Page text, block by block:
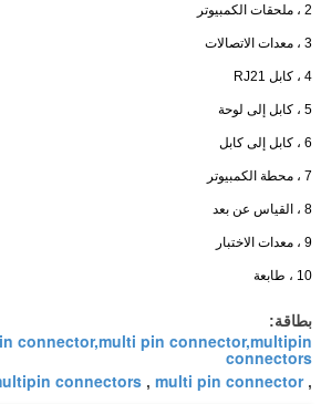
2 ، ملحقات الكمبيوتر
3 ، معدات الاتصالات
4 ، كابل RJ21
5 ، كابل إلى لوحة
6 ، كابل إلى كابل
7 ، محطة الكمبيوتر
8 ، القياس عن بعد
9 ، معدات الاختبار
10 ، طابعة
بطاقة:
connector,multi pin connector,multipin
connectors
,
multi pin connector
,
connectors